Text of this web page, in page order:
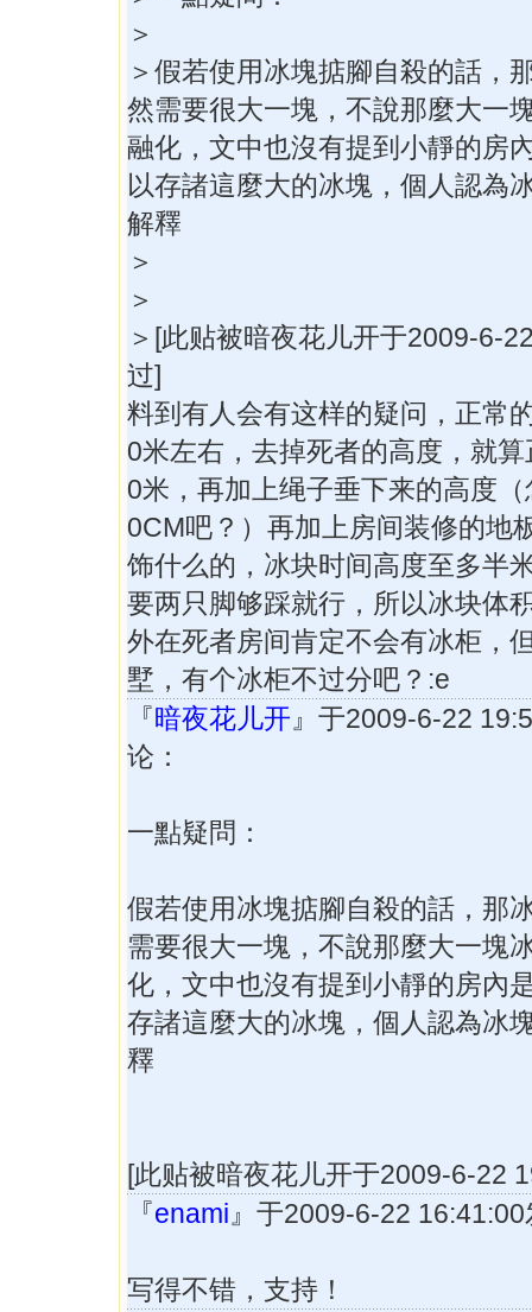
＞
＞假若使用冰塊掂腳自殺的話，
然需要很大一塊，不說那麼大一
融化，文中也沒有提到小靜的房
以存諸這麼大的冰塊，個人認為
解釋
＞
＞
＞[此贴被暗夜花儿开于2009-6-
过]
料到有人会有这样的疑问，正常
0米左右，去掉死者的高度，就
0米，再加上绳子垂下来的高度
0CM吧？）再加上房间装修的地
饰什么的，冰块时间高度至多半
要两只脚够踩就行，所以冰块体
外在死者房间肯定不会有冰柜，
墅，有个冰柜不过分吧？:e
『暗夜花儿开 』于2009-6-22
论：
一點疑問：
假若使用冰塊掂腳自殺的話，那
需要很大一塊，不說那麼大一塊
化，文中也沒有提到小靜的房內
存諸這麼大的冰塊，個人認為冰
釋
[此贴被暗夜花儿开于2009-6-22
『enami 』于2009-6-22
写得不错，支持！